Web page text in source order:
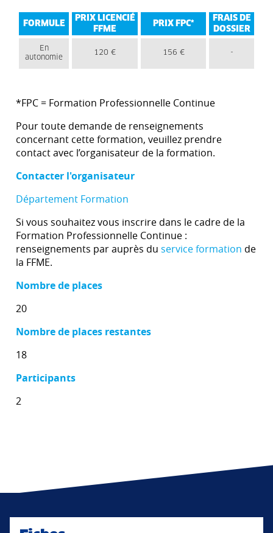
FORMULE
PRIX LICENCIÉ
FFME
PRIX FPC*
FRAIS DE
DOSSIER
En
autonomie
120 € 156 € -
*FPC = Formation Professionnelle Continue
Pour toute demande de renseignements
concernant cette formation, veuillez prendre
contact avec l’organisateur de la formation.
Contacter l'organisateur
Département Formation
Si vous souhaitez vous inscrire dans le cadre de la
Formation Professionnelle Continue :
renseignements par auprès du service formation de
la FFME.
Nombre de places
20
Nombre de places restantes
18
Participants
2